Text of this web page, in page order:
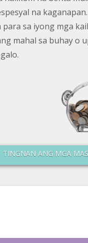
na
para sa iyong mga
mahal sa buhay o
TINGNAN ANG MGA